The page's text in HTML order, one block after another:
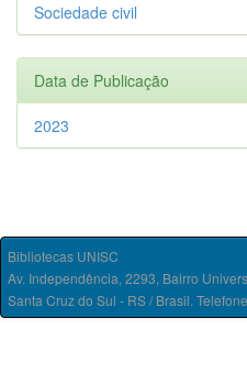
Sociedade civil
Data de Publicação
2023
Bibliotecas UNISC
Av. Independência, 2293, Bairro
Santa Cruz do Sul - RS / Brasil.